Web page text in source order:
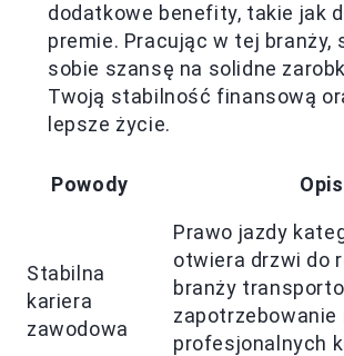
dodatkowe benefity, takie jak
premie. Pracując w tej branży,
sobie szansę na solidne
Twoją stabilność finansową
lepsze życie.
Powody Opis
Stabilna
kariera
zawodowa
Prawo jazdy
otwiera drzwi do
branży
zapotrzebowanie
profesjonalnych